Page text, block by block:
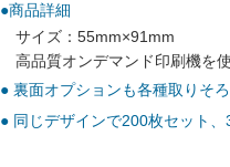
●商品詳細
サイズ：55mm×91mm
高品質オンデマンド印刷機を
● 裏面オプションも各種取りそ
● 同じデザインで200枚セット